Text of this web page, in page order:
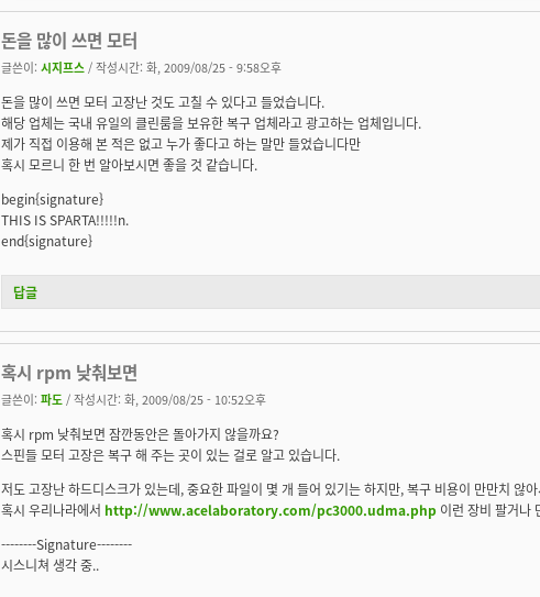
돈을 많이 쓰면 모터
글쓴이: 시지프스 / 작성시간: 화, 2009/08/25 - 9:58오후
돈을 많이 쓰면 모터 고장난 것도 고칠 수 있다고 들었습니다.
해당 업체는 국내 유일의 클린룸을 보유한 복구 업체라고 광고하는 업체입니다.
제가 직접 이용해 본 적은 없고 누가 좋다고 하는 말만 들었습니다만
혹시 모르니 한 번 알아보시면 좋을 것 같습니다.
begin{signature}
THIS IS SPARTA!!!!!n.
end{signature}
답글
혹시 rpm 낮춰보면
글쓴이: 파도 / 작성시간: 화, 2009/08/25 - 10:52오후
혹시 rpm 낮춰보면 잠깐동안은 돌아가지 않을까요?
스핀들 모터 고장은 복구 해 주는 곳이 있는 걸로 알고 있습니다.
저도 고장난 하드디스크가 있는데, 중요한 파일이 몇 개 들어 있기는 하지만, 복구 비용이 만만치 않
혹시 우리나라에서 http://www.acelaboratory.com/pc3000.udma.php 이런 장비 팔거나
--------Signature--------
시스니쳐 생각 중..